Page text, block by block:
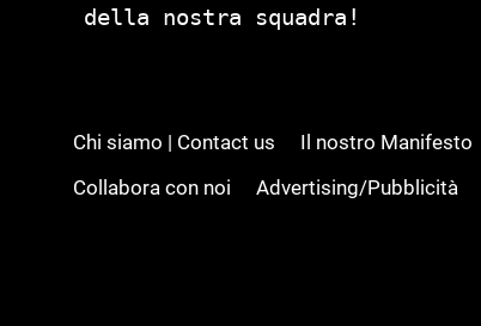
della nostra squadra!
Chi siamo | Contact us Il nostro Manifesto
Collabora con noi
Advertising/Pubblicità